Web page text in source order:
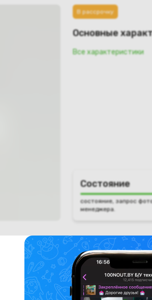
В рассрочку
Основные
Все характеристики
Состояние
состояние, запрос
менеджера.